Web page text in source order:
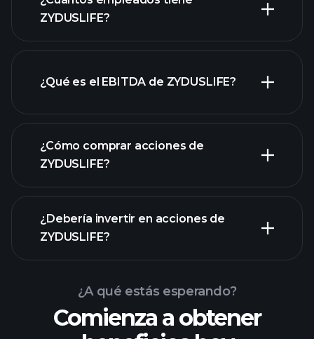
ZYDUSLIFE
ZYDUSLIFE?
¿Qué es el EBITDA de ZYDUSLIFE?
informes financieros
¿Cómo comprar acciones de
ZYDUSLIFE?
¿Debería invertir en acciones de
ZYDUSLIFE?
¿A qué estás esperando?
Comienza a obtener